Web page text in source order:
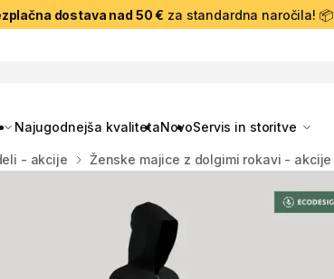
dostava nad 50 € za standardna naročila! 📦
Najugodnejša kvalitetaNovoServis in storitve
- akcije Ženske majice z dolgimi rokavi - akcije